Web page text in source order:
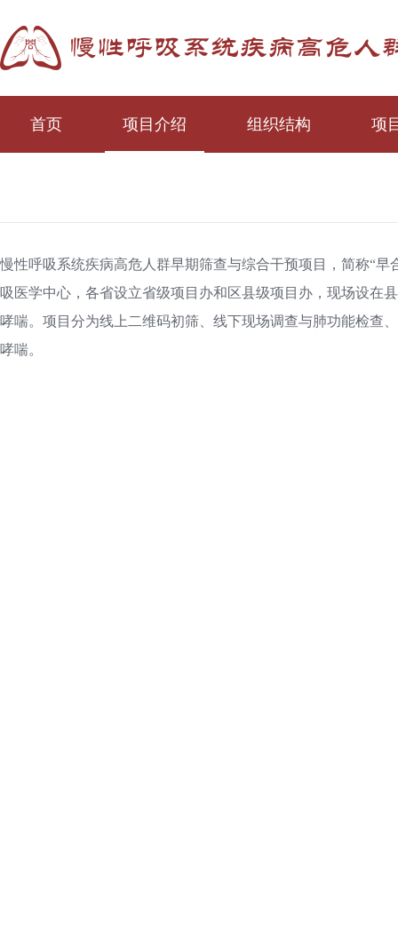
首页 项目介绍 组织结构 项
慢性呼吸系统疾病高危人群早期筛查与综合干预项目，简称“
吸医学中心，各省设立省级项目办和区县级项目办，现场设在
哮喘。项目分为线上二维码初筛、线下现场调查与肺功能检查
哮喘。